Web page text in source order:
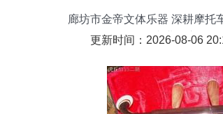
廊坊市金帝文体乐器 深耕摩托
发的专业化之道
更新时间：2026-08-06